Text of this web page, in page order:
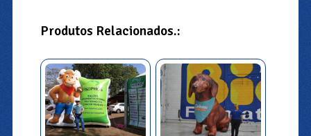
Produtos Relacionados.: